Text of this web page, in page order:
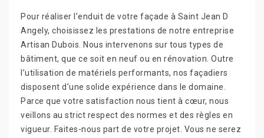
Pour réaliser l’enduit de votre façade à Saint Jean D
Angely, choisissez les prestations de notre entreprise
Artisan Dubois. Nous intervenons sur tous types de
bâtiment, que ce soit en neuf ou en rénovation. Outre
l’utilisation de matériels performants, nos façadiers
disposent d’une solide expérience dans le domaine.
Parce que votre satisfaction nous tient à cœur, nous
veillons au strict respect des normes et des règles en
vigueur. Faites-nous part de votre projet. Vous ne serez